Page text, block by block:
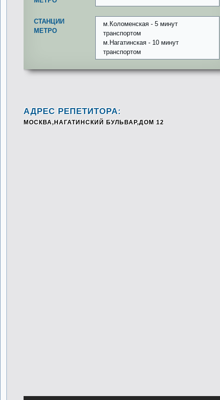
СТАНЦИИ
МЕТРО
м.Коломенская - 5 минут
транспортом
м.Нагатинская - 10 минут
транспортом
АДРЕС РЕПЕТИТОРА:
МОСКВА,НАГАТИНСКИЙ БУЛЬВАР,ДОМ 12